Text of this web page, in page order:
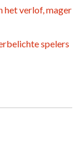
het verlof, mager
spelers